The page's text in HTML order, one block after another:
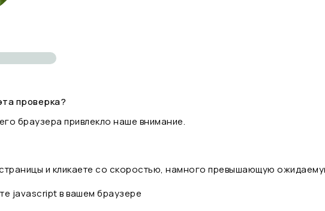
проверка?
браузера привлекло наше внимание.
и кликаете со скоростью, намного превышающую
javascript в вашем браузере